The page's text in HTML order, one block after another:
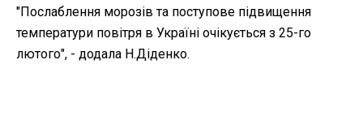
"Послаблення морозів та поступове підвищення
температури повітря в Україні очікується з 25-го
лютого", - додала Н.Діденко.